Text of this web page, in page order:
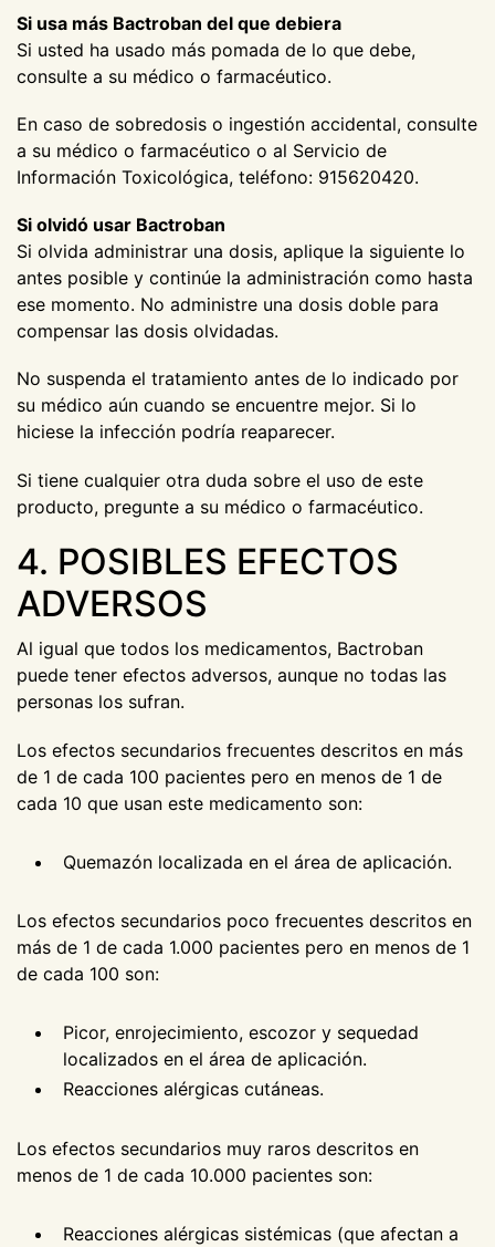
Si usa más Bactroban del que debiera
Si usted ha usado más pomada de lo que debe,
consulte a su médico o farmacéutico.
En caso de sobredosis o ingestión accidental, consulte
a su médico o farmacéutico o al Servicio de
Información Toxicológica, teléfono: 915620420.
Si olvidó usar Bactroban
Si olvida administrar una dosis, aplique la siguiente lo
antes posible y continúe la administración como hasta
ese momento. No administre una dosis doble para
compensar las dosis olvidadas.
No suspenda el tratamiento antes de lo indicado por
su médico aún cuando se encuentre mejor. Si lo
hiciese la infección podría reaparecer.
Si tiene cualquier otra duda sobre el uso de este
producto, pregunte a su médico o farmacéutico.
4. POSIBLES EFECTOS
ADVERSOS
Al igual que todos los medicamentos, Bactroban
puede tener efectos adversos, aunque no todas las
personas los sufran.
Los efectos secundarios frecuentes descritos en más
de 1 de cada 100 pacientes pero en menos de 1 de
cada 10 que usan este medicamento son:
Quemazón localizada en el área de aplicación.
Los efectos secundarios poco frecuentes descritos en
más de 1 de cada 1.000 pacientes pero en menos de 1
de cada 100 son:
Picor, enrojecimiento, escozor y sequedad
localizados en el área de aplicación.
Reacciones alérgicas cutáneas.
Los efectos secundarios muy raros descritos en
menos de 1 de cada 10.000 pacientes son:
Reacciones alérgicas sistémicas (que afectan a